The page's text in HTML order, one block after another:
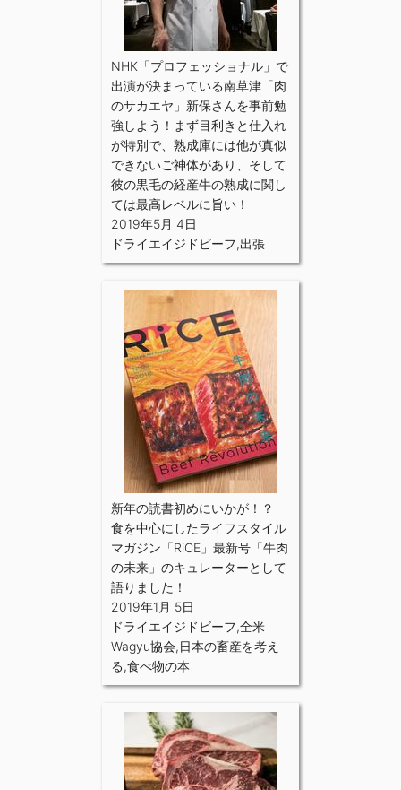
NHK「プロフェッショナル」で
出演が決まっている南草津「肉
のサカエヤ」新保さんを事前勉
強しよう！まず目利きと仕入れ
が特別で、熟成庫には他が真似
できないご神体があり、そして
彼の黒毛の経産牛の熟成に関し
ては最高レベルに旨い！
2019年5月 4日
ドライエイジドビーフ,出張
新年の読書初めにいかが！？
食を中心にしたライフスタイル
マガジン「RiCE」最新号「牛肉
の未来」のキュレーターとして
語りました！
2019年1月 5日
ドライエイジドビーフ,全米
Wagyu協会,日本の畜産を考え
る,食べ物の本